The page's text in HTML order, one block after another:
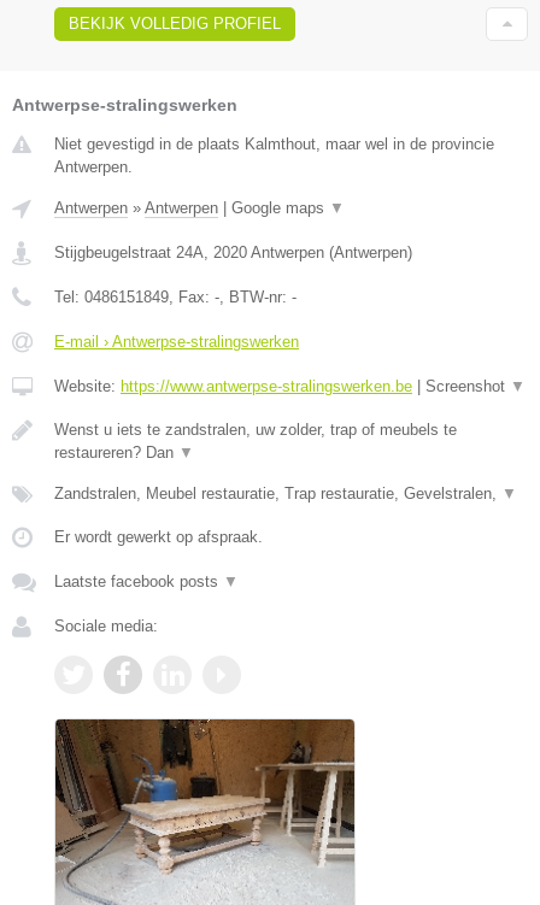
BEKIJK VOLLEDIG PROFIEL
Antwerpse-stralingswerken
Niet gevestigd in de plaats Kalmthout, maar wel in de provincie
Antwerpen.
Antwerpen » Antwerpen Google maps ▼
Stijgbeugelstraat 24A 2020 Antwerpen (Antwerpen)
Tel: 0486151849 , Fax: - , BTW-nr: -
E-mail › Antwerpse-stralingswerken
Website: https://www.antwerpse-stralingswerken.be Screenshot ▼
Wenst u iets te zandstralen, uw zolder, trap of meubels te
restaureren? Dan ▼
Zandstralen, Meubel restauratie, Trap restauratie, Gevelstralen, ▼
Er wordt gewerkt op afspraak.
Laatste facebook posts ▼
Sociale media: